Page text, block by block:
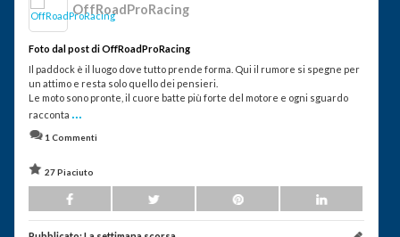
OffRoadProRacing
Foto dal post di OffRoadProRacing
Il paddock è il luogo dove tutto prende forma. Qui il rumore si spegne per
un attimo e resta solo quello dei pensieri.
Le moto sono pronte, il cuore batte più forte del motore e ogni sguardo
racconta ...
1 Commenti
27 Piaciuto